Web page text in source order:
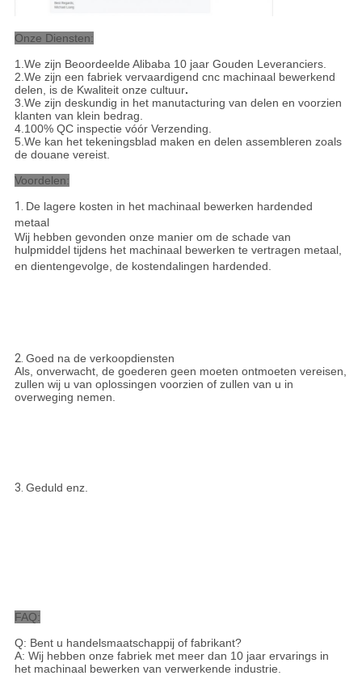
Onze Diensten:
1.We zijn Beoordeelde Alibaba 10 jaar Gouden Leveranciers.
2.We zijn een fabriek vervaardigend cnc machinaal bewerkend
delen, is de Kwaliteit onze cultuur.
3.We zijn deskundig in het manutacturing van delen en voorzien
klanten van klein bedrag.
4.100% QC inspectie vóór Verzending.
5.We kan het tekeningsblad maken en delen assembleren zoals
de douane vereist.
Voordelen:
1. De lagere kosten in het machinaal bewerken hardended
metaal
Wij hebben gevonden onze manier om de schade van
hulpmiddel tijdens het machinaal bewerken te vertragen metaal,
en dientengevolge, de kostendalingen hardended.
2. Goed na de verkoopdiensten
Als, onverwacht, de goederen geen moeten ontmoeten vereisen,
zullen wij u van oplossingen voorzien of zullen van u in
overweging nemen.
3. Geduld enz.
FAQ:
Q: Bent u handelsmaatschappij of fabrikant?
A: Wij hebben onze fabriek met meer dan 10 jaar ervarings in
het machinaal bewerken van verwerkende industrie.